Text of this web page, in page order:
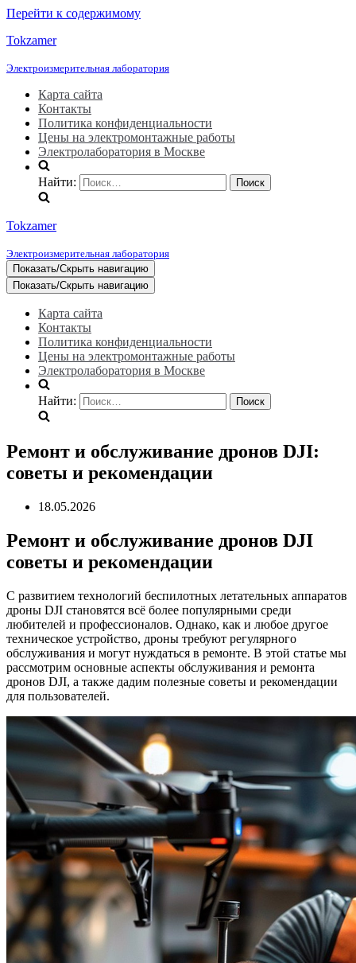
Перейти к содержимому
Tokzamer
Электроизмерительная лаборатория
Карта сайта
Контакты
Политика конфиденциальности
Цены на электромонтажные работы
Электролаборатория в Москве
Найти:
Tokzamer
Электроизмерительная лаборатория
Показать/Скрыть навигацию
Показать/Скрыть навигацию
Карта сайта
Контакты
Политика конфиденциальности
Цены на электромонтажные работы
Электролаборатория в Москве
Найти:
Ремонт и обслуживание дронов DJI:
советы и рекомендации
18.05.2026
Ремонт и обслуживание дронов DJI
советы и рекомендации
С развитием технологий беспилотных летательных аппаратов
дроны DJI становятся всё более популярными среди
любителей и профессионалов. Однако, как и любое другое
техническое устройство, дроны требуют регулярного
обслуживания и могут нуждаться в ремонте. В этой статье мы
рассмотрим основные аспекты обслуживания и ремонта
дронов DJI, а также дадим полезные советы и рекомендации
для пользователей.